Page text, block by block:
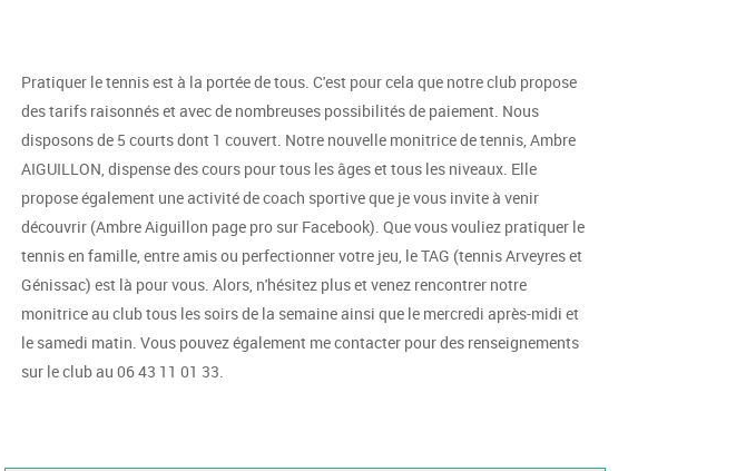
Pratiquer le tennis est à la portée de tous. C'est pour cela que notre club propose
des tarifs raisonnés et avec de nombreuses possibilités de paiement. Nous
disposons de 5 courts dont 1 couvert. Notre nouvelle monitrice de tennis, Ambre
AIGUILLON, dispense des cours pour tous les âges et tous les niveaux. Elle
propose également une activité de coach sportive que je vous invite à venir
découvrir (Ambre Aiguillon page pro sur Facebook). Que vous vouliez pratiquer le
tennis en famille, entre amis ou perfectionner votre jeu, le TAG (tennis Arveyres et
Génissac) est là pour vous. Alors, n'hésitez plus et venez rencontrer notre
monitrice au club tous les soirs de la semaine ainsi que le mercredi après-midi et
le samedi matin. Vous pouvez également me contacter pour des renseignements
sur le club au 06 43 11 01 33.